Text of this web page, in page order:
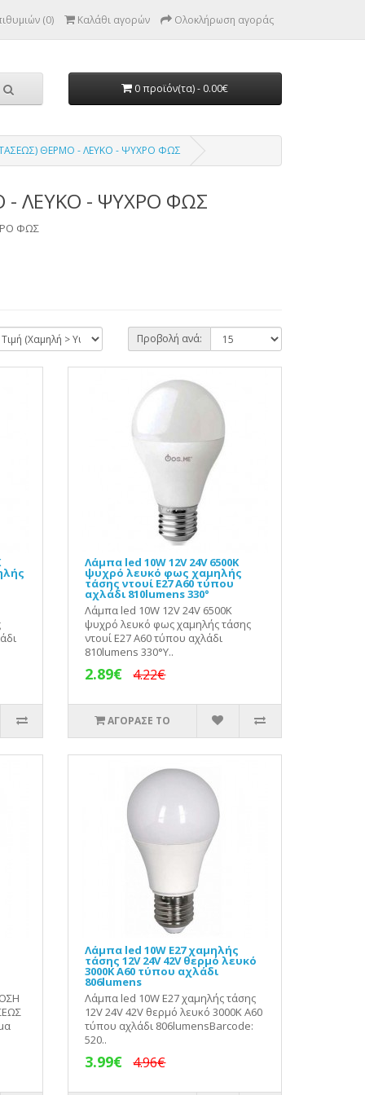
(0) Καλάθι αγορών Ολοκλήρωση αγοράς
0 προϊόν(τα) - 0.00€
ΘΕΡΜΟ - ΛΕΥΚΟ - ΨΥΧΡΟ ΦΩΣ
- ΛΕΥΚΟ - ΨΥΧΡΟ ΦΩΣ
ΦΩΣ
Προβολή ανά:
Λάμπα led 10W 12V 24V 6500K
ψυχρό λευκό φως χαμηλής
τάσης ντουί Ε27 Α60 τύπου
αχλάδι 810lumens 330°
Λάμπα led 10W 12V 24V 6500K
ψυχρό λευκό φως χαμηλής τάσης
ντουί Ε27 Α60 τύπου αχλάδι
810lumens 330°Υ..
2.89€ 4.22€
ΑΓΟΡΑΣΕ ΤΟ
Λάμπα led 10W E27 χαμηλής
τάσης 12V 24V 42V θερμό λευκό
3000Κ Α60 τύπου αχλάδι
806lumens
Λάμπα led 10W E27 χαμηλής τάσης
12V 24V 42V θερμό λευκό 3000Κ Α60
τύπου αχλάδι 806lumensBarcode:
520..
3.99€ 4.96€